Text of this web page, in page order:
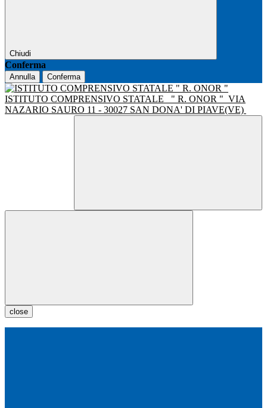
Chiudi
Conferma
Annulla Conferma
ISTITUTO COMPRENSIVO STATALE " R. ONOR " VIA
NAZARIO SAURO 11 - 30027 SAN DONA' DI PIAVE(VE)
close